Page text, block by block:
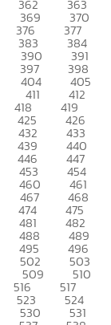
362 363
369 370
376 377
383 384
390 391
397 398
404 405
411 412
418 419
425 426
432 433
439 440
446 447
453 454
460 461
467 468
474 475
481 482
488 489
495 496
502 503
509 510
516 517
523 524
530 531